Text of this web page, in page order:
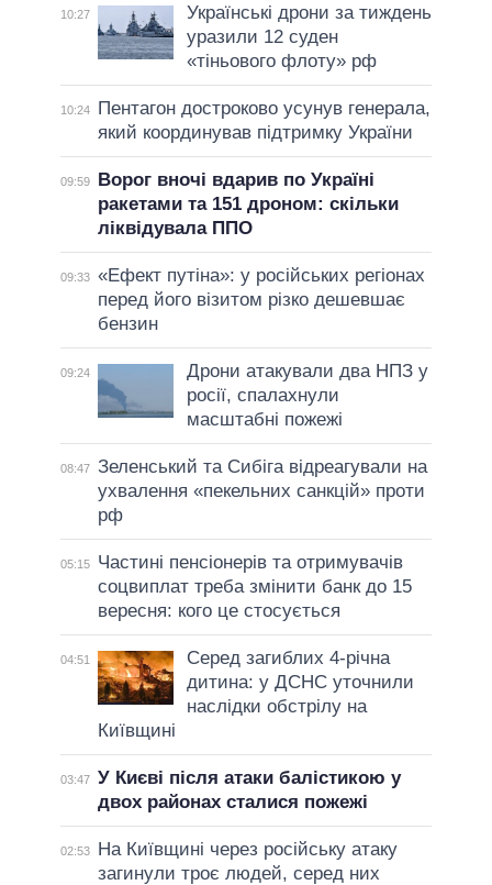
10:27
Українські дрони за тиждень
уразили 12 суден
«тіньового флоту» рф
10:24
Пентагон достроково усунув генерала,
який координував підтримку України
09:59
Ворог вночі вдарив по Україні
ракетами та 151 дроном: скільки
ліквідувала ППО
09:33 «Ефект путіна»: у російських регіонах
перед його візитом різко дешевшає
бензин
09:24
Дрони атакували два НПЗ у
росії, спалахнули
масштабні пожежі
08:47 Зеленський та Сибіга відреагували на
ухвалення «пекельних санкцій» проти
рф
05:15
Частині пенсіонерів та отримувачів
соцвиплат треба змінити банк до 15
вересня: кого це стосується
04:51
Серед загиблих 4-річна
дитина: у ДСНС уточнили
наслідки обстрілу на
Київщині
03:47 У Києві після атаки балістикою у
двох районах сталися пожежі
02:53
На Київщині через російську атаку
загинули троє людей, серед них